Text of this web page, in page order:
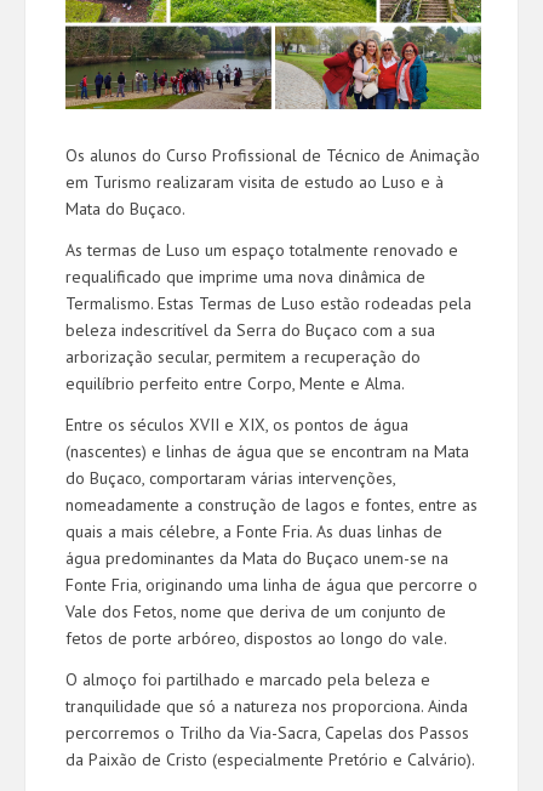
Os alunos do Curso Profissional de Técnico de Animação
em Turismo realizaram visita de estudo ao Luso e à
Mata do Buçaco.
As termas de Luso um espaço totalmente renovado e
requalificado que imprime uma nova dinâmica de
Termalismo. Estas Termas de Luso estão rodeadas pela
beleza indescritível da Serra do Buçaco com a sua
arborização secular, permitem a recuperação do
equilíbrio perfeito entre Corpo, Mente e Alma.
Entre os séculos XVII e XIX, os pontos de água
(nascentes) e linhas de água que se encontram na Mata
do Buçaco, comportaram várias intervenções,
nomeadamente a construção de lagos e fontes, entre as
quais a mais célebre, a Fonte Fria. As duas linhas de
água predominantes da Mata do Buçaco unem-se na
Fonte Fria, originando uma linha de água que percorre o
Vale dos Fetos, nome que deriva de um conjunto de
fetos de porte arbóreo, dispostos ao longo do vale.
O almoço foi partilhado e marcado pela beleza e
tranquilidade que só a natureza nos proporciona. Ainda
percorremos o Trilho da Via-Sacra, Capelas dos Passos
da Paixão de Cristo (especialmente Pretório e Calvário).